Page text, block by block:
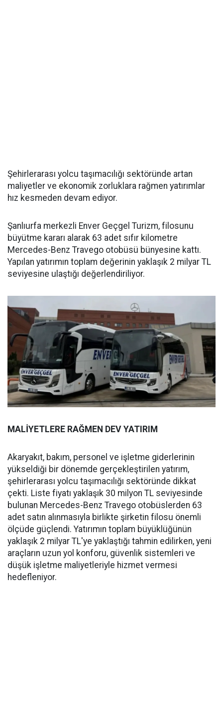
Şehirlerarası yolcu taşımacılığı sektöründe artan
maliyetler ve ekonomik zorluklara rağmen yatırımlar
hız kesmeden devam ediyor.
Şanlıurfa merkezli Enver Geçgel Turizm, filosunu
büyütme kararı alarak 63 adet sıfır kilometre
Mercedes-Benz Travego otobüsü bünyesine kattı.
Yapılan yatırımın toplam değerinin yaklaşık 2 milyar TL
seviyesine ulaştığı değerlendiriliyor.
MALİYETLERE RAĞMEN DEV YATIRIM
Akaryakıt, bakım, personel ve işletme giderlerinin
yükseldiği bir dönemde gerçekleştirilen yatırım,
şehirlerarası yolcu taşımacılığı sektöründe dikkat
çekti. Liste fiyatı yaklaşık 30 milyon TL seviyesinde
bulunan Mercedes-Benz Travego otobüslerden 63
adet satın alınmasıyla birlikte şirketin filosu önemli
ölçüde güçlendi. Yatırımın toplam büyüklüğünün
yaklaşık 2 milyar TL'ye yaklaştığı tahmin edilirken, yeni
araçların uzun yol konforu, güvenlik sistemleri ve
düşük işletme maliyetleriyle hizmet vermesi
hedefleniyor.